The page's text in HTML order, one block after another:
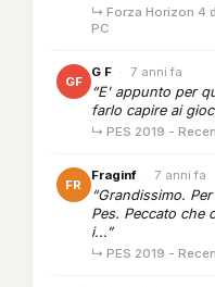
↳ Forza Horizon 4
PC
GF
G F · 7 anni fa
“E' appunto per
farlo capire ai
↳ PES 2019 -
FR
Fraginf · 7 anni fa
“Grandissimo.
Pes. Peccato che
i...”
↳ PES 2019 -